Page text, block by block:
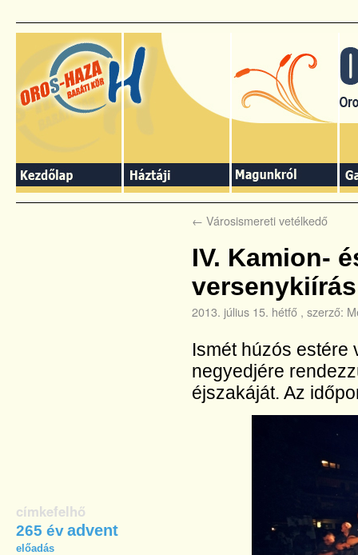
címkefelhő
265 évadvent
előadás
← Városismereti vetélkedő
IV. Kamion-
versenykiírás
2013. július 15. hétfő , szerző:
Ismét húzós estére
negyedjére
éjszakáját. Az